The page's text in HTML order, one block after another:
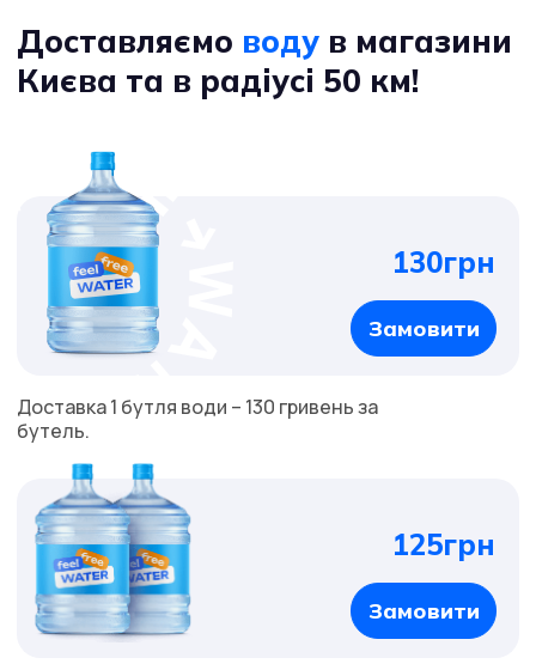
Доставляємо воду в магазини
Києва та в радіусі 50 км!
130грн
Замовити
Доставка 1 бутля води – 130 гривень за
бутель.
125грн
Замовити